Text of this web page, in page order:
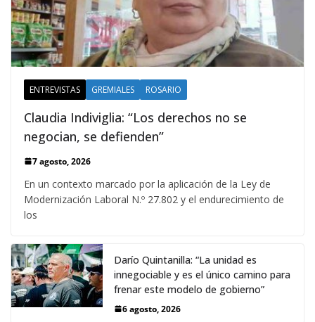
ENTREVISTAS GREMIALES ROSARIO
Claudia Indiviglia: “Los derechos no se
negocian, se defienden”
7 agosto, 2026
En un contexto marcado por la aplicación de la Ley de
Modernización Laboral N.º 27.802 y el endurecimiento de
los
Darío Quintanilla: “La unidad es
innegociable y es el único camino para
frenar este modelo de gobierno”
6 agosto, 2026